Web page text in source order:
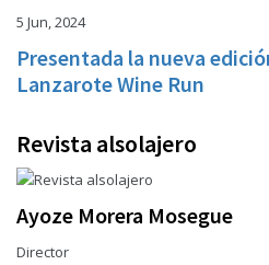
5 Jun, 2024
Presentada la nueva
Lanzarote Wine Run
Revista alsolajero
Ayoze Morera Mosegue
Director